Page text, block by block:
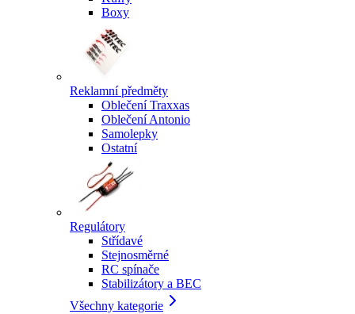
Boxy
Reklamní předměty
Oblečení Traxxas
Oblečení Antonio
Samolepky
Ostatní
Regulátory
Střídavé
Stejnosměrné
RC spínače
Stabilizátory a BEC
Všechny kategorie